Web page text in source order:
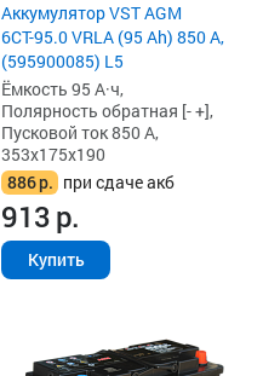
Аккумулятор VST AGM
6СТ-95.0 VRLA (95 Ah) 850 А,
(595900085) L5
Ёмкость 95 А·ч,
Полярность обратная [- +],
Пусковой ток 850 А,
353x175x190
886р. при сдаче акб
913р.
Купить